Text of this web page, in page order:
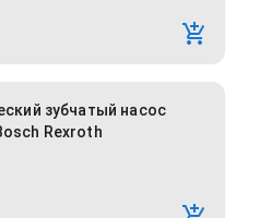
зубчатый насос
Rexroth